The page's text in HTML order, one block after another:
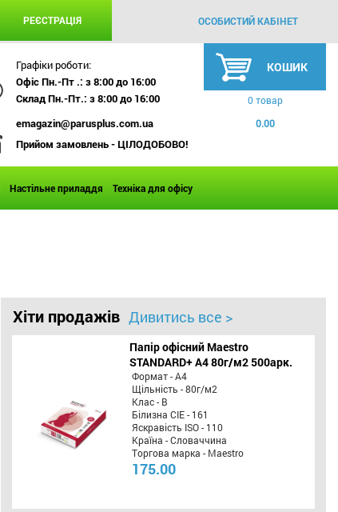
РЕЄСТРАЦІЯ ОСОБИСТИЙ КАБІНЕТ
Графіки роботи:
Офіс Пн.-Пт .: з 8:00 до 16:00
Склад Пн.-Пт.: з 8:00 до 16:00
emagazin@parusplus.com.ua
Прийом замовлень - ЦІЛОДОБОВО!
КОШИК
0 товар
0.00
Настільне приладдя Техніка для офісу
Хіти продажів Дивитись все >
Папір офісний Maestro
STANDARD+ А4 80г/м2 500арк.
Формат - А4
Щільність - 80г/м2
Клас - B
Білизна CIE - 161
Яскравість ISO - 110
Країна - Словаччина
Торгова марка - Maestro
175.00